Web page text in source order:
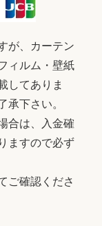
が、カーテン
ィルム・壁紙
してありま
承下さい。
合は、入金確
ますので必ず
ご確認くださ